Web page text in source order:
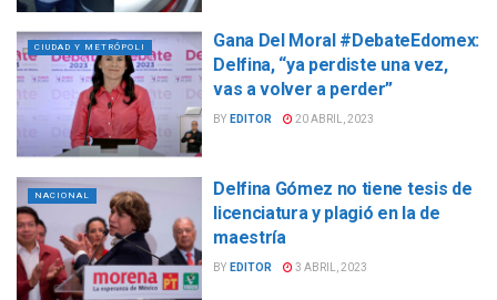
CIUDAD Y METRÓPOLI
Gana Del Moral #DebateEdomex:
Delfina, “ya perdiste una vez,
vas a volver a perder”
BY EDITOR 20 ABRIL, 2023
NACIONAL
Delfina Gómez no tiene tesis de
licenciatura y plagió en la de
maestría
BY EDITOR 3 ABRIL, 2023